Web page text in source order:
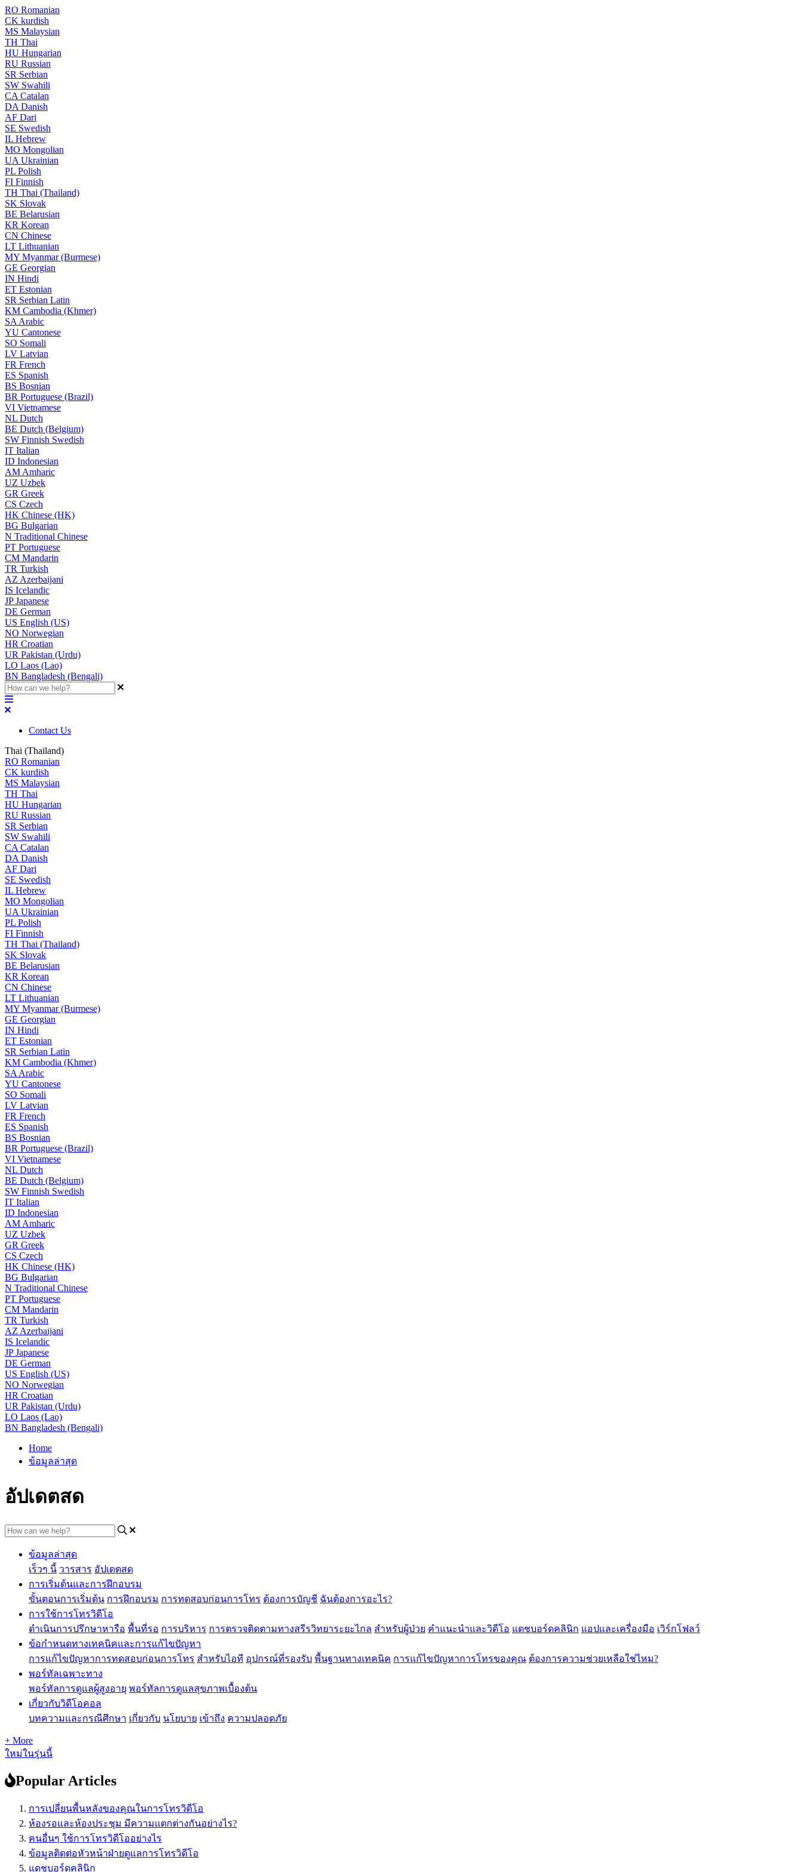
RO Romanian
CK kurdish
MS Malaysian
TH Thai
HU Hungarian
RU Russian
SR Serbian
SW Swahili
CA Catalan
DA Danish
AF Dari
SE Swedish
IL Hebrew
MO Mongolian
UA Ukrainian
PL Polish
FI Finnish
TH Thai (Thailand)
SK Slovak
BE Belarusian
KR Korean
CN Chinese
LT Lithuanian
MY Myanmar (Burmese)
GE Georgian
IN Hindi
ET Estonian
SR Serbian Latin
KM Cambodia (Khmer)
SA Arabic
YU Cantonese
SO Somali
LV Latvian
FR French
ES Spanish
BS Bosnian
BR Portuguese (Brazil)
VI Vietnamese
NL Dutch
BE Dutch (Belgium)
SW Finnish Swedish
IT Italian
ID Indonesian
AM Amharic
UZ Uzbek
GR Greek
CS Czech
HK Chinese (HK)
BG Bulgarian
N Traditional Chinese
PT Portuguese
CM Mandarin
TR Turkish
AZ Azerbaijani
IS Icelandic
JPJapanese
DE German
US English (US)
NO Norwegian
HR Croatian
UR Pakistan (Urdu)
LO Laos (Lao)
BN Bangladesh (Bengali)
Contact Us
Thai (Thailand)
RO Romanian
CK kurdish
MS Malaysian
TH Thai
HU Hungarian
RU Russian
SR Serbian
SW Swahili
CA Catalan
DA Danish
AF Dari
SE Swedish
IL Hebrew
MO Mongolian
UA Ukrainian
PL Polish
FI Finnish
TH Thai (Thailand)
SK Slovak
BE Belarusian
KR Korean
CN Chinese
LT Lithuanian
MY Myanmar (Burmese)
GE Georgian
IN Hindi
ET Estonian
SR Serbian Latin
KM Cambodia (Khmer)
SA Arabic
YU Cantonese
SO Somali
LV Latvian
FR French
ES Spanish
BS Bosnian
BR Portuguese (Brazil)
VI Vietnamese
NL Dutch
BE Dutch (Belgium)
SW Finnish Swedish
IT Italian
ID Indonesian
AM Amharic
UZ Uzbek
GR Greek
CS Czech
HK Chinese (HK)
BG Bulgarian
N Traditional Chinese
PT Portuguese
CM Mandarin
TR Turkish
AZ Azerbaijani
IS Icelandic
JPJapanese
DE German
US English (US)
NO Norwegian
HR Croatian
UR Pakistan (Urdu)
LO Laos (Lao)
BN Bangladesh (Bengali)
Home
ข้อมูลล่าสุด
อัปเดตสด
ข้อมูลล่าสุด
เร็วๆ นี้ วารสาร อัปเดตสด
การเริ่มต้นและการฝึกอบรม
ขั้นตอนการเริ่มต้น การฝึกอบรม การทดสอบก่อนการโทร ต้องการบัญชี ฉันต้องการอะไร?
การใช้การโทรวิดีโอ
ดำเนินการปรึกษาหารือ พื้นที่รอ การบริหาร การตรวจติดตามทางสรีรวิทยาระยะไกล สำหรับผู้ป่วย คำแนะนำและวิดีโอ แดชบอร์ดคลินิก แอปและเครื่องมือ เวิร์กโฟลว์
ข้อกำหนดทางเทคนิคและการแก้ไขปัญหา
การแก้ไขปัญหาการทดสอบก่อนการโทร สำหรับไอที อุปกรณ์ที่รองรับ พื้นฐานทางเทคนิค การแก้ไขปัญหาการโทรของคุณ ต้องการความช่วยเหลือใช่ไหม?
พอร์ทัลเฉพาะทาง
พอร์ทัลการดูแลผู้สูงอายุ พอร์ทัลการดูแลสุขภาพเบื้องต้น
เกี่ยวกับวิดีโอคอล
บทความและกรณีศึกษา เกี่ยวกับ นโยบาย เข้าถึง ความปลอดภัย
+ More
ใหม่ในรุ่นนี้
Popular Articles
การเปลี่ยนพื้นหลังของคุณในการโทรวิดีโอ
ห้องรอและห้องประชุม มีความแตกต่างกันอย่างไร?
คนอื่นๆ ใช้การโทรวิดีโออย่างไร
ข้อมูลติดต่อหัวหน้าฝ่ายดูแลการโทรวิดีโอ
แดชบอร์ดคลินิก